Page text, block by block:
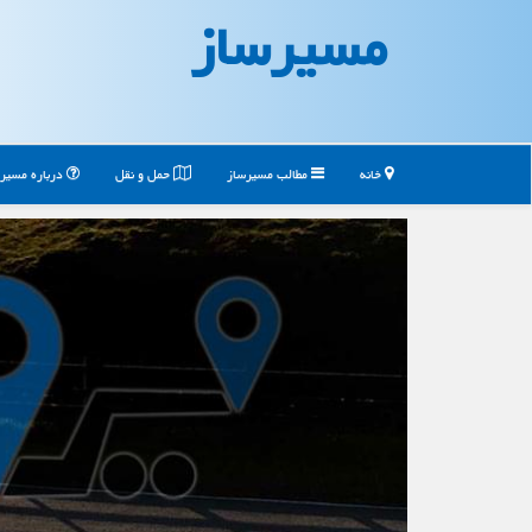
مسیرساز
خانه مطالب مسیرساز حمل و نقل درباره